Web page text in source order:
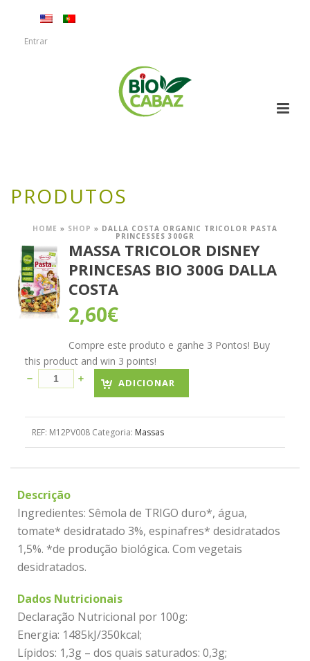
Entrar
PRODUTOS
HOME » SHOP » DALLA COSTA ORGANIC TRICOLOR PASTA
PRINCESSES 300GR
MASSA TRICOLOR DISNEY
PRINCESAS BIO 300G DALLA
COSTA
2,60€
Compre este produto e ganhe 3 Pontos! Buy
this product and win 3 points!
ADICIONAR
REF: M12PV008 Categoria: Massas
Descrição
Ingredientes: Sêmola de TRIGO duro*, água,
tomate* desidratado 3%, espinafres* desidratados
1,5%. *de produção biológica. Com vegetais
desidratados.
Dados Nutricionais
Declaração Nutricional por 100g:
Energia: 1485kJ/350kcal;
Lípidos: 1,3g – dos quais saturados: 0,3g;